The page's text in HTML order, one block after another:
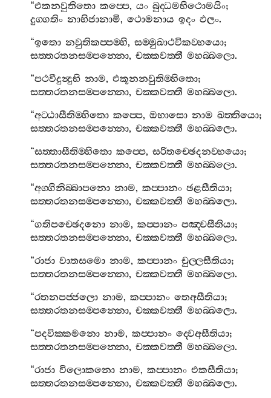
“එකනවුතිතො කප‍්පෙ,යං බුද‍්ධමභිථොමයිං;
දුග‍්ගතිං නාභිජානාමි,ථොමනාය ඉදං ඵලං.
“ඉතො නවුතිකප‍්පම‍්හි,සම‍්මුඛාථවිකව‍්හයො;
සත‍්තරතනසම‍්පන‍්නො,චක‍්කවත‍්තී මහබ‍්බලො.
“පථවීදුන්‍දුභි නාම,එකූනනවුතිම‍්හිතො;
සත‍්තරතනසම‍්පන‍්නො,චක‍්කවත‍්තී මහබ‍්බලො.
“අට‍්ඨාසීතිම‍්හිතො කප‍්පෙ,ඔභාසො නාම ඛත‍්තියො;
සත‍්තරතනසම‍්පන‍්නො,චක‍්කවත‍්තී මහබ‍්බලො.
“සත‍්තාසීතිම‍්හිතො කප‍්පෙ,සරිතච‍්ඡෙදනව‍්හයො;
සත‍්තරතනසම‍්පන‍්නො,චක‍්කවත‍්තී මහබ‍්බලො.
“අග‍්ගිනිබ‍්බාපනො නාම,කප‍්පානං ඡළසීතියා;
සත‍්තරතනසම‍්පන‍්නො,චක‍්කවත‍්තී මහබ‍්බලො.
“ගතිපච‍්ඡෙදනො නාම,කප‍්පානං පඤ‍්චසීතියා;
සත‍්තරතනසම‍්පන‍්නො,චක‍්කවත‍්තී මහබ‍්බලො.
“රාජා වාතසමො නාම,කප‍්පානං චුල‍්ලසීතියා;
සත‍්තරතනසම‍්පන‍්නො,චක‍්කවත‍්තී මහබ‍්බලො.
“රතනපජ‍්ජලො නාම,කප‍්පානං තෙඅසීතියා;
සත‍්තරතනසම‍්පන‍්නො,චක‍්කවත‍්තී මහබ‍්බලො.
“පදවික‍්කමනො නාම,කප‍්පානං ද‍්වෙඅසීතියා;
සත‍්තරතනසම‍්පන‍්නො,චක‍්කවත‍්තී මහබ‍්බලො.
“රාජා විලොකනො නාම,කප‍්පානං එකසීතියා;
සත‍්තරතනසම‍්පන‍්නො,චක‍්කවත‍්තී මහබ‍්බලො.